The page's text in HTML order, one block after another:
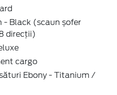
- Black (scaun șofer
direcții)
cargo
Ebony - Titanium /